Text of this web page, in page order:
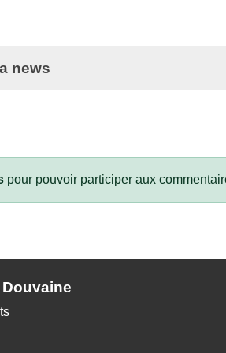
news
pour pouvoir participer aux